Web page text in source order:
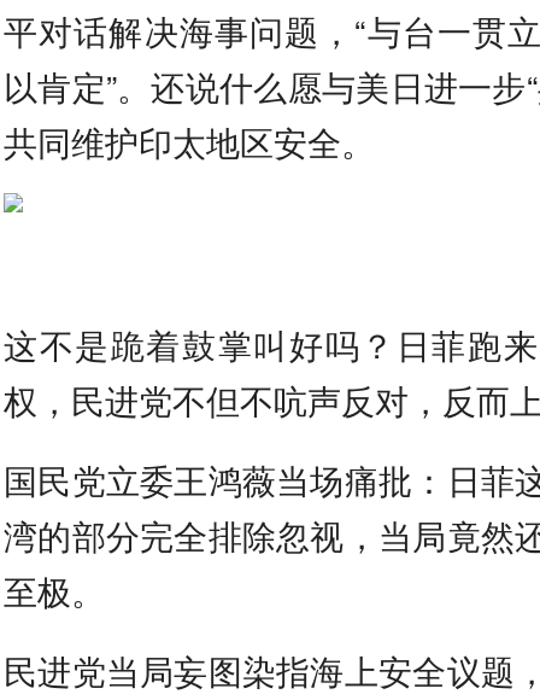
平对话解决海事问题，“与台一贯
以肯定”。还说什么愿与美日进一步
共同维护印太地区安全。
这不是跪着鼓掌叫好吗？日菲跑
权，民进党不但不吭声反对，反而
国民党立委王鸿薇当场痛批：日菲
湾的部分完全排除忽视，当局竟然
至极。
民进党当局妄图染指海上安全议题